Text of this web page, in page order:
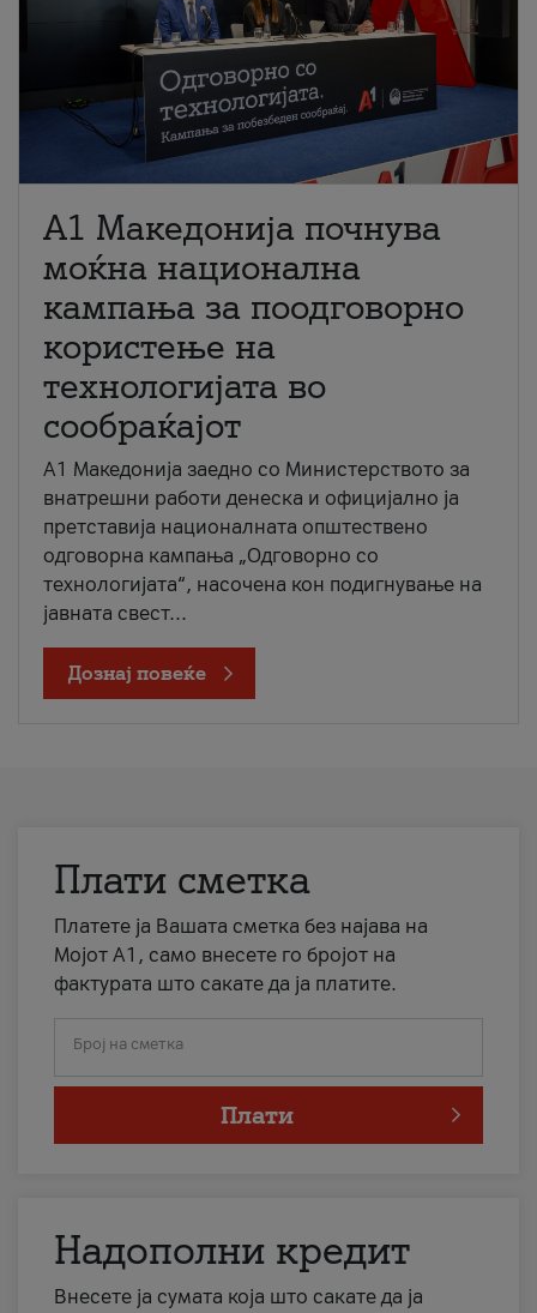
A1 Македонија почнува
моќна национална
кампања за поодговорно
користење на
технологијата во
сообраќајот
A1 Македонија заедно со Министерството за
внатрешни работи денеска и официјално ја
претставија националната општествено
одговорна кампања „Одговорно со
технологијата“, насочена кон подигнување на
јавната свест...
Дознај повеќе
Плати сметка
Платете ја Вашата сметка без најава на
Мојот А1, само внесете го бројот на
фактурата што сакате да ја платите.
Број на сметка
Плати
Надополни кредит
Внесете ја сумата која што сакате да ја